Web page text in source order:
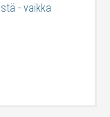
- vaikka